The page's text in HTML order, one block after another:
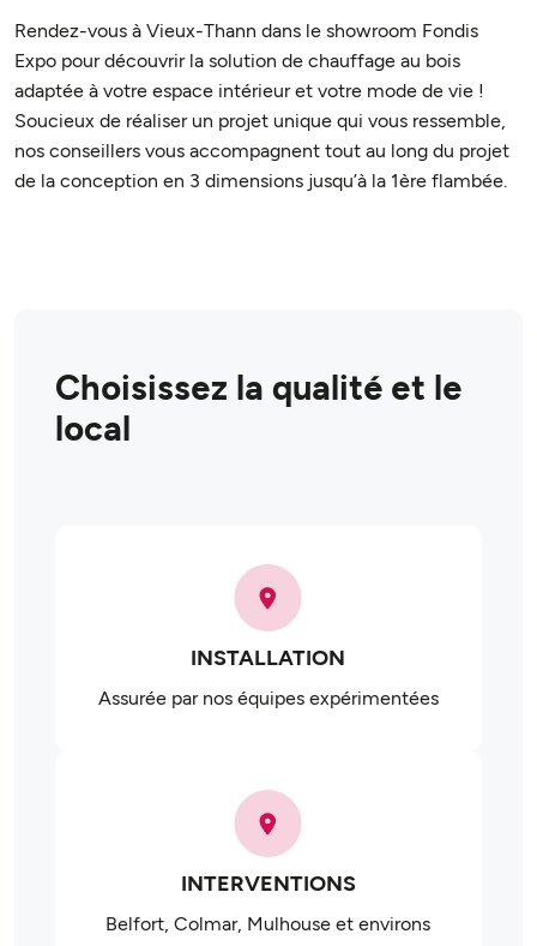
Rendez-vous à Vieux-Thann dans le showroom Fondis
Expo pour découvrir la solution de chauffage au bois
adaptée à votre espace intérieur et votre mode de vie !
Soucieux de réaliser un projet unique qui vous ressemble,
nos conseillers vous accompagnent tout au long du projet
de la conception en 3 dimensions jusqu’à la 1ère flambée.
Choisissez la qualité et le
local
INSTALLATION
Assurée par nos équipes expérimentées
INTERVENTIONS
Belfort, Colmar, Mulhouse et environs